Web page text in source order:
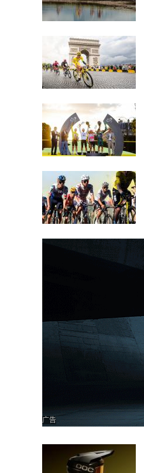
广告